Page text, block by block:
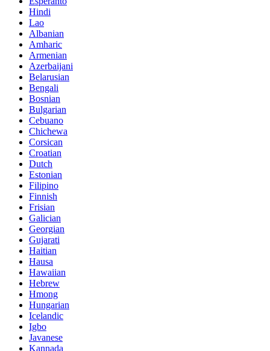
Hindi
Lao
Albanian
Amharic
Armenian
Azerbaijani
Belarusian
Bengali
Bosnian
Bulgarian
Cebuano
Chichewa
Corsican
Croatian
Dutch
Estonian
Filipino
Finnish
Frisian
Galician
Georgian
Gujarati
Haitian
Hausa
Hawaiian
Hebrew
Hmong
Hungarian
Icelandic
Igbo
Javanese
Kannada